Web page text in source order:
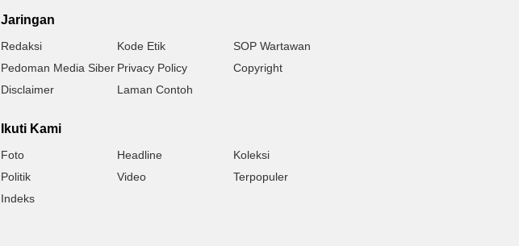
Jaringan
Redaksi Kode Etik
SOP Wartawan
Pedoman Media Siber Privacy Policy
Copyright
Disclaimer
Laman Contoh
Ikuti Kami
Foto Headline
Koleksi
Politik
Video
Terpopuler
Indeks